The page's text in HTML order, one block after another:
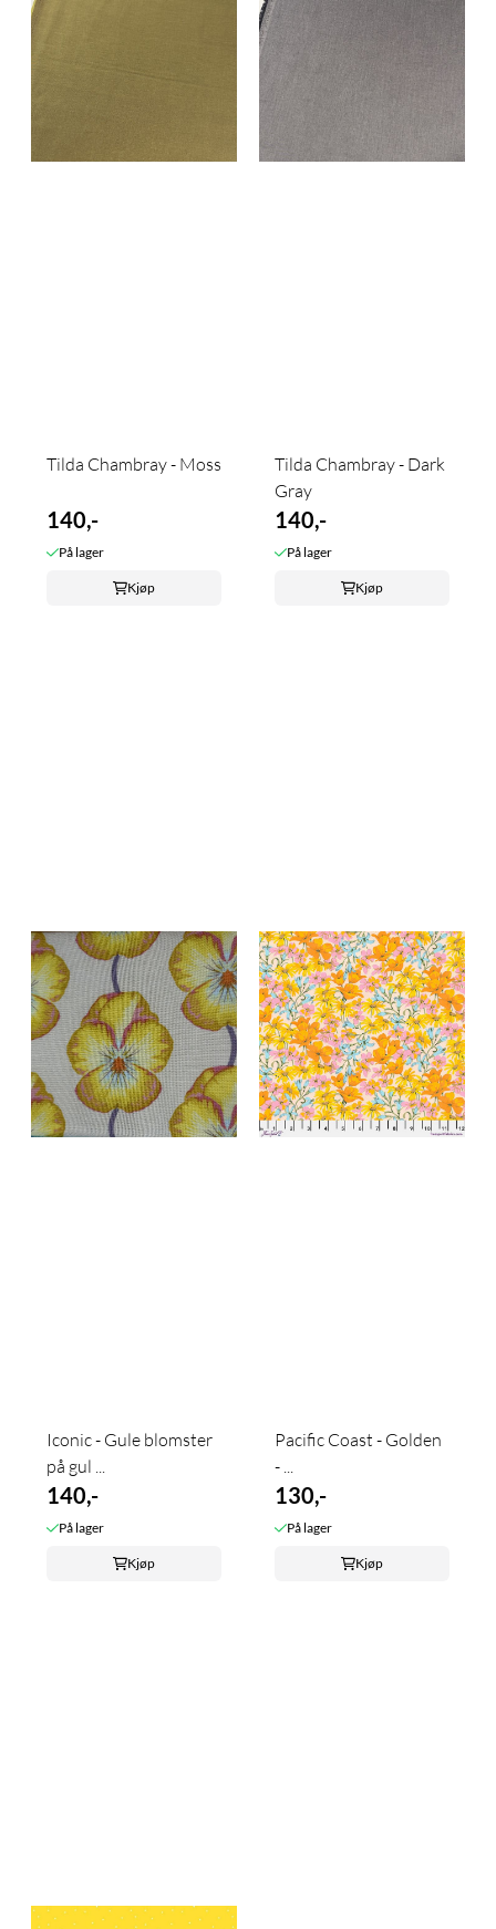
Tilda Chambray - Moss
140,-
På lager
Kjøp
Tilda Chambray - Dark
Gray
140,-
På lager
Kjøp
Iconic - Gule blomster
på gul ...
140,-
På lager
Kjøp
Pacific Coast - Golden
- ...
130,-
På lager
Kjøp